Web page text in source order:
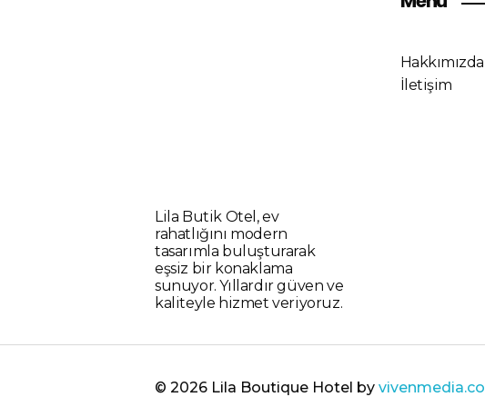
Lila Butik Otel, ev
rahatlığını modern
tasarımla buluşturarak
eşsiz bir konaklama
sunuyor. Yıllardır güven ve
kaliteyle hizmet veriyoruz.
Hakkımızda
İletişim
© 2026 Lila Boutique Hotel by